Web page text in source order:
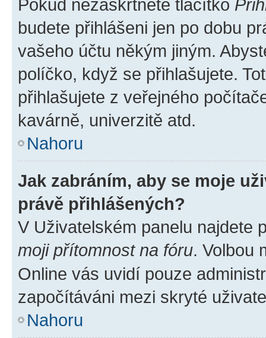
Pokud nezaškrtnete tlačítko
budete přihlášeni jen po dobu
vašeho účtu někým jiným.
políčko, když se přihlašujete.
přihlašujete z veřejného
kavárně, univerzitě atd.
Nahoru
Jak zabráním, aby se moje
právě přihlášených?
V Uživatelském panelu najdete
moji přítomnost na fóru. Volbou
Online vás uvidí pouze
započítáváni mezi skryté
Nahoru